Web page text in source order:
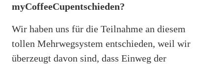
myCoffeeCupentschieden?
Wir haben uns für die Teilnahme an diesem
tollen Mehrwegsystem entschieden, weil wir
überzeugt davon sind, dass Einweg der